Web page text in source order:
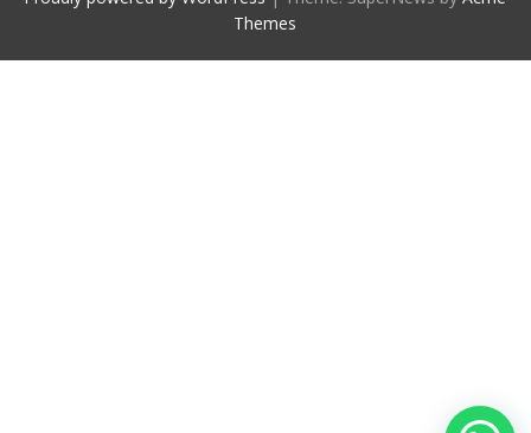
Themes